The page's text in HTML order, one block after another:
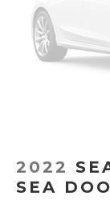
2022
SEA DOO